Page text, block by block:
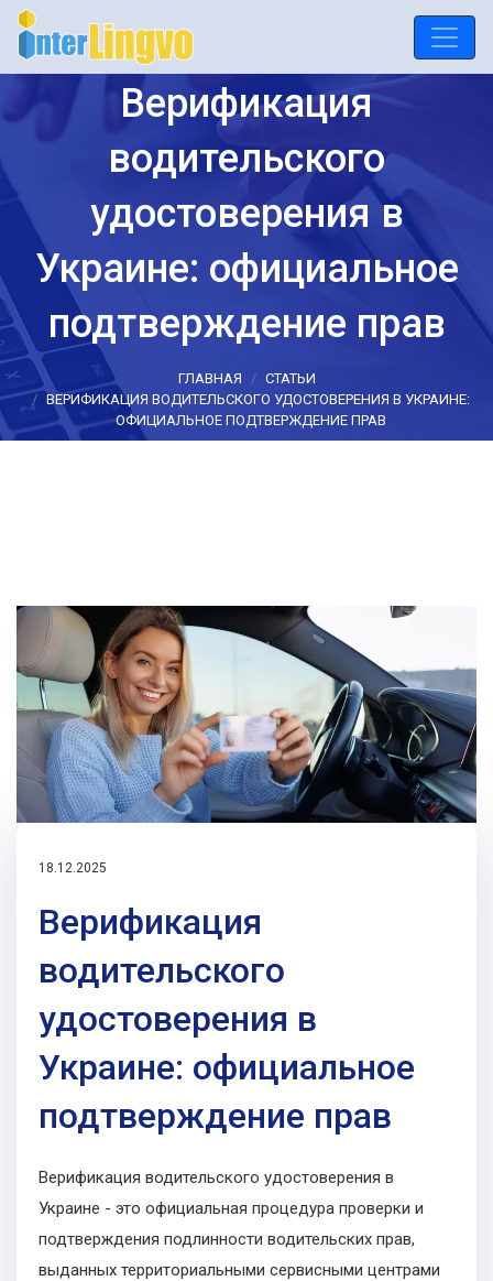
Верификация
водительского
удостоверения в
Украине: официальное
подтверждение прав
ГЛАВНАЯ
СТАТЬИ
ВЕРИФИКАЦИЯ ВОДИТЕЛЬСКОГО УДОСТОВЕРЕНИЯ В УКРАИНЕ:
ОФИЦИАЛЬНОЕ ПОДТВЕРЖДЕНИЕ ПРАВ
18.12.2025
Верификация
водительского
удостоверения в
Украине: официальное
подтверждение прав
Верификация водительского удостоверения в
Украине - это официальная процедура проверки и
подтверждения подлинности водительских прав,
выданных территориальными сервисными центрами